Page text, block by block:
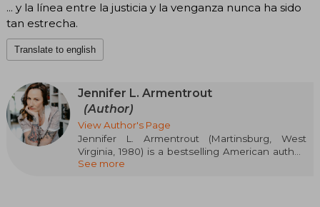
... y la línea entre la justicia y la venganza nunca ha sido
tan estrecha.
Translate to english
Jennifer L. Armentrout
(Author)
View Author's Page
Jennifer L. Armentrout (Martinsburg, West
Virginia, 1980) is a bestselling American author,
specialized in paranormal fantasy and young
See more